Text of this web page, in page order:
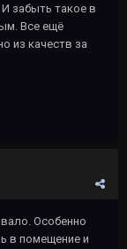
забыть такое в
Все ещё
из качеств за
Особенно
в помещение и